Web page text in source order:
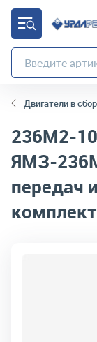
Двигатели в
236М2-
ЯМЗ-
передач